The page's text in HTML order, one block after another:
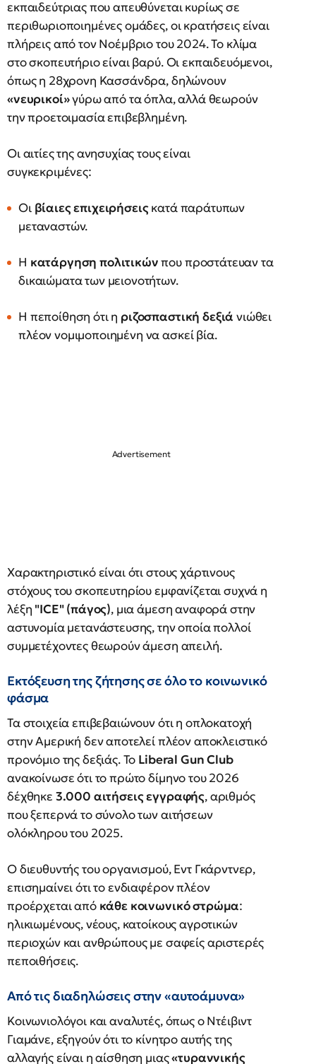
εκπαιδεύτριας που απευθύνεται κυρίως σε
περιθωριοποιημένες ομάδες, οι κρατήσεις είναι
πλήρεις από τον Νοέμβριο του 2024. Το κλίμα
στο σκοπευτήριο είναι βαρύ. Οι εκπαιδευόμενοι,
όπως η 28χρονη Κασσάνδρα, δηλώνουν
«νευρικοί»γύρω από τα όπλα, αλλά θεωρούν
την προετοιμασία επιβεβλημένη.
Οι αιτίες της ανησυχίας τους είναι
συγκεκριμένες:
Οι βίαιες επιχειρήσειςκατά παράτυπων
μεταναστών.
Η κατάργηση πολιτικώνπου προστάτευαν τα
δικαιώματα των μειονοτήτων.
Η πεποίθηση ότι η ριζοσπαστική δεξιά νιώθει
πλέον νομιμοποιημένη να ασκεί βία.
Χαρακτηριστικό είναι ότι στους χάρτινους
στόχους του σκοπευτηρίου εμφανίζεται συχνά η
λέξη "ICE" (πάγος), μια άμεση αναφορά στην
αστυνομία μετανάστευσης, την οποία πολλοί
συμμετέχοντες θεωρούν άμεση απειλή.
Εκτόξευση της ζήτησης σε όλο το κοινωνικό
φάσμα
Τα στοιχεία επιβεβαιώνουν ότι η οπλοκατοχή
στην Αμερική δεν αποτελεί πλέον αποκλειστικό
προνόμιο της δεξιάς. Το Liberal Gun Club
ανακοίνωσε ότι το πρώτο δίμηνο του 2026
δέχθηκε 3.000 αιτήσεις εγγραφής, αριθμός
που ξεπερνά το σύνολο των αιτήσεων
ολόκληρου του 2025.
Ο διευθυντής του οργανισμού, Εντ Γκάρντνερ,
επισημαίνει ότι το ενδιαφέρον πλέον
προέρχεται από κάθε κοινωνικό στρώμα:
ηλικιωμένους, νέους, κατοίκους αγροτικών
περιοχών και ανθρώπους με σαφείς αριστερές
πεποιθήσεις.
Από τις διαδηλώσεις στην «αυτοάμυνα»
Κοινωνιολόγοι και αναλυτές, όπως ο Ντέιβιντ
Γιαμάνε, εξηγούν ότι το κίνητρο αυτής της
αλλαγής είναι η αίσθηση μιας«τυραννικής